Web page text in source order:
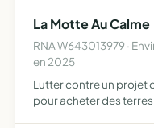
La Motte Au Calme
RNA W643013979 ·
en 2025
Lutter contre un projet
pour acheter des